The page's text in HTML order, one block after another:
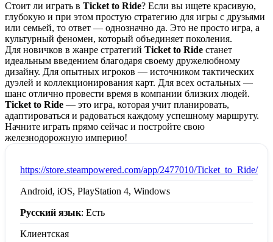
Стоит ли играть в Ticket to Ride? Если вы ищете красивую,
глубокую и при этом простую стратегию для игры с друзьями
или семьей, то ответ — однозначно да. Это не просто игра, а
культурный феномен, который объединяет поколения.
Для новичков в жанре стратегий Ticket to Ride станет
идеальным введением благодаря своему дружелюбному
дизайну. Для опытных игроков — источником тактических
дуэлей и коллекционирования карт. Для всех остальных —
шанс отлично провести время в компании близких людей.
Ticket to Ride — это игра, которая учит планировать,
адаптироваться и радоваться каждому успешному маршруту.
Начните играть прямо сейчас и постройте свою
железнодорожную империю!
https://store.steampowered.com/app/2477010/Ticket_to_Ride/
Android, iOS, PlayStation 4, Windows
Русский язык: Есть
Клиентская